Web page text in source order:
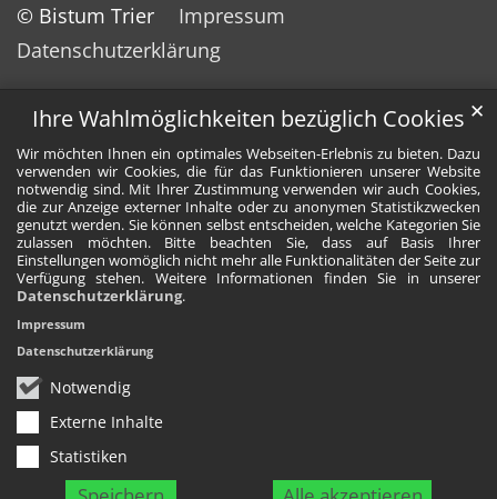
Ihre Wahlmöglichkeiten bezüglich Cookies
Wir möchten Ihnen ein optimales Webseiten-Erlebnis zu bieten. Dazu
verwenden wir Cookies, die für das Funktionieren unserer Website
notwendig sind. Mit Ihrer Zustimmung verwenden wir auch Cookies,
die zur Anzeige externer Inhalte oder zu anonymen Statistikzwecken
genutzt werden. Sie können selbst entscheiden, welche Kategorien Sie
zulassen möchten. Bitte beachten Sie, dass auf Basis Ihrer
Einstellungen womöglich nicht mehr alle Funktionalitäten der Seite zur
Verfügung stehen. Weitere Informationen finden Sie in unserer
Datenschutzerklärung.
Notwendig
Externe Inhalte
Statistiken
✕
Impressum
Datenschutzerklärung
© Bistum Trier
Impressum
Datenschutzerklärung